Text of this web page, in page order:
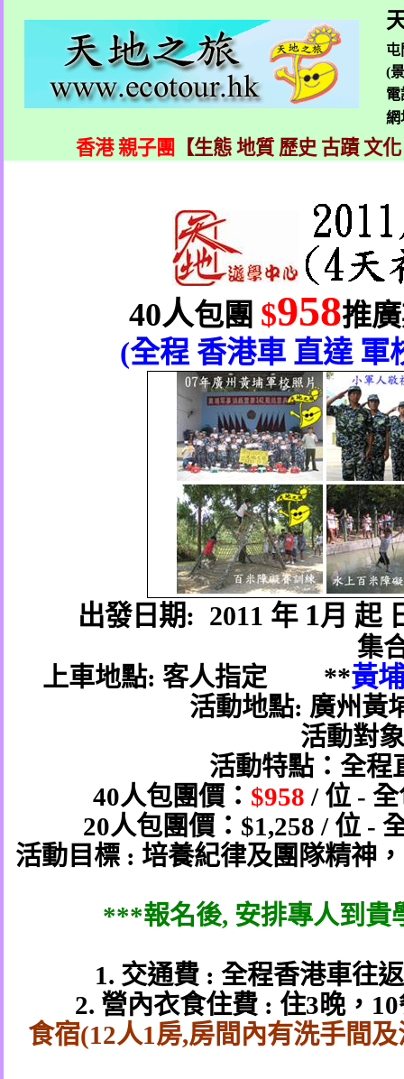
屯
(
電
香港 親子團 【生態 地質 歷史 古蹟 文
40人包團 $958推
(全程 香港車 直達 軍
出發日期: 2011 年 1月 起
集
上車地點: 客人指定 **黃
活動地點: 廣州黃
活動對象
活動特點：全
40人包團價 ： $958 / 位- 全
20人包團價 ： $1,258 / 位-
活動目標 : 培養紀律及團隊精神
***報名後, 安排專人到貴
1. 交通費 : 全程香港車往
2. 營內衣食住費 : 住3晚， 10
食宿(12人1房,房間內有洗手間